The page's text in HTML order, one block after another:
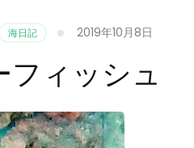
海日記 2019年10月8日
フィッシュ